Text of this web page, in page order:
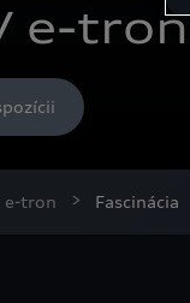
e-tron
e-tron Fascinácia